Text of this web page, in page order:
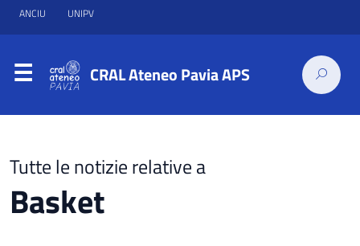
ANCIU UNIPV
CRAL Ateneo Pavia APS
Tutte le notizie relative a
Basket